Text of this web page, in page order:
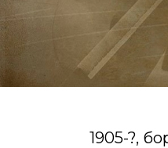
1905-?,